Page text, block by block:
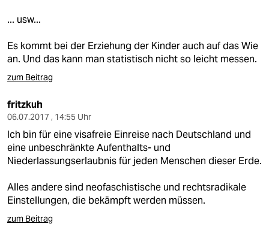
... usw...
Es kommt bei der Erziehung der Kinder auch auf das Wie
an. Und das kann man statistisch nicht so leicht messen.
zum Beitrag
fritzkuh
06.07.2017 , 14:55 Uhr
Ich bin für eine visafreie Einreise nach Deutschland und
eine unbeschränkte Aufenthalts- und
Niederlassungserlaubnis für jeden Menschen dieser Erde.
Alles andere sind neofaschistische und rechtsradikale
Einstellungen, die bekämpft werden müssen.
zum Beitrag